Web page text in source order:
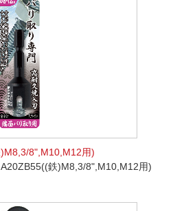
8",M10,M12用)
鉄)M8,3/8",M10,M12用)